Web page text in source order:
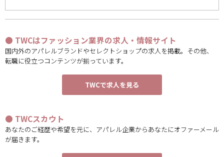
● TWCはファッション業界の求人・情報サイト
国内外のアパレルブランドやセレクトショップの求人を掲載。その他、
転職に役立つコンテンツが揃っています。
TWCで求人を見る
● TWCスカウト
あなたのご経歴や希望を元に、アパレル企業からあなたにオファーメール
が届きます。